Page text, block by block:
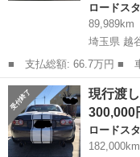
ロードス
89,989km
埼玉県 越
■ 支払総額: 66.7万円 ■ 車両本体価格： 450,000 円 ■ メーカー
名： マツダ ■ 車種名
パドルシフト 茶革シー
ャー ＥＴＣ...
埼玉 越谷市 ロード
現行渡し
300,000
ロードス
182,000km